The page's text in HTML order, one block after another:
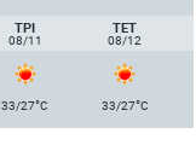
ΤΡΙ
08/11
ΤΕΤ
08/12
33/27°C 33/27°C